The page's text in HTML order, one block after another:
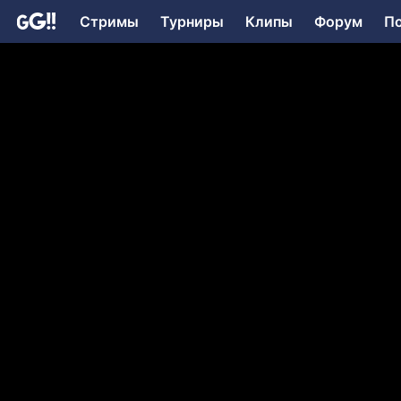
Стримы Турниры Клипы Форум